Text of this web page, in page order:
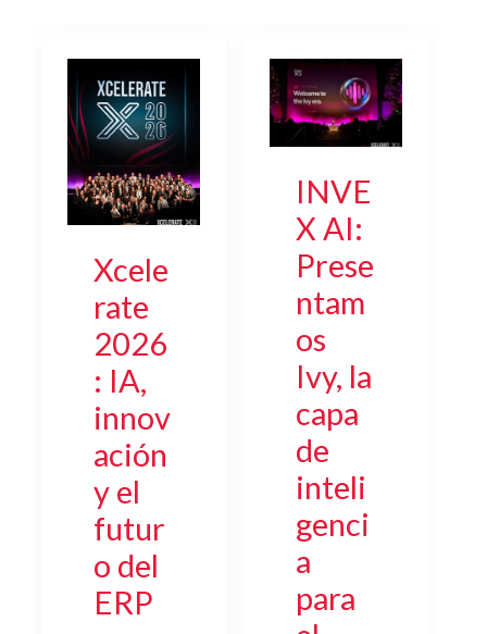
Xcele
rate
2026
: IA,
innov
ación
y el
futur
o del
ERP
INVE
X AI:
Prese
ntam
os
Ivy, la
capa
de
inteli
genci
a
para